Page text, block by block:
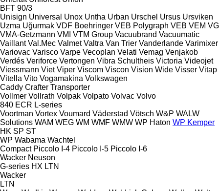
BFT 90/3
Unisign Universal Unox Untha Urban Urschel Ursus Ursviken
Uzma Uğurmak VDF Boehringer VEB Polygraph VEB VEM VG
VMA-Getzmann VMI VTM Group Vacuubrand Vacuumatic
Vaillant Val.Mec Valmet Valtra Van Trier Vanderlande Varimixer
Variovac Varisco Varpe Vecoplan Velati Vemag Venjakob
Verdés Veriforce Vertongen Vibra Schultheis Victoria Videojet
Viessmann Viet Viper Viscom Viscon Vision Wide Visser Vitap
Vitella Vito Vogamakina Volkswagen
Caddy Crafter Transporter
Vollmer Vollrath Volpak Volpato Volvac Volvo
840 ECR L-series
Voortman Vortex Voumard Väderstad Vötsch W&P WALW
Solutions WAM WEG WM WMF WMW WP Haton WP Kemper
HK SP ST
WP Wabama Wachtel
Compact Piccolo I-4 Piccolo I-5 Piccolo I-6
Wacker Neuson
G-series HX LTN
Wacker
LTN